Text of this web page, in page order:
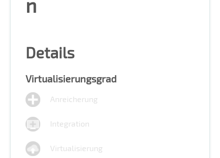
n
Details
Virtualisierungsgrad
Anreicherung
Integration
Virtualisierung